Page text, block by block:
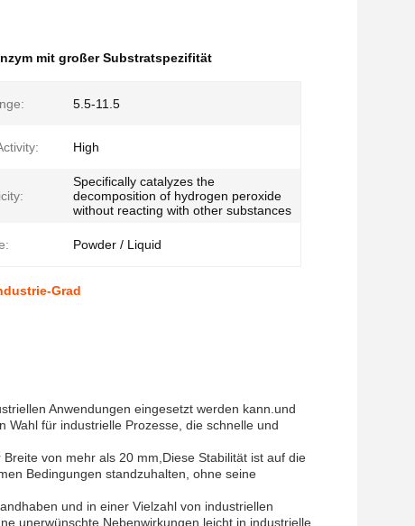
mit großer Substratspezifität
5.5-11.5
High
Specifically catalyzes the
decomposition of hydrogen peroxide
without reacting with other substances
Powder / Liquid
Grad
Anwendungen eingesetzt werden kann.und
für industrielle Prozesse, die schnelle und
von mehr als 20 mm,Diese Stabilität ist auf die
Bedingungen standzuhalten, ohne seine
und in einer Vielzahl von industriellen
unerwünschte Nebenwirkungen leicht in industrielle